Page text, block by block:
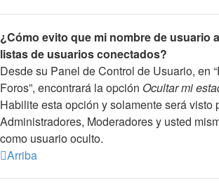
¿Cómo evito que mi nombre de usuario
listas de usuarios conectados?
Desde su Panel de Control de Usuario, en
Foros”, encontrará la opción Ocultar mi
Habilite esta opción y solamente será visto
Administradores, Moderadores y usted
como usuario oculto.
Arriba